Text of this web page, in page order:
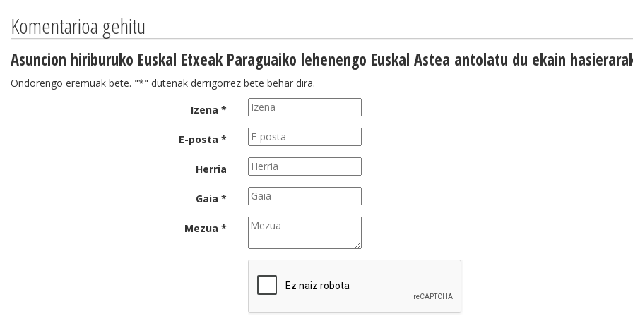
Komentarioa gehitu
Asuncion hiriburuko Euskal Etxeak Paraguaiko lehenengo Euskal Astea antolatu du ekain
Ondorengo eremuak bete. "*" dutenak derrigorrez bete behar dira.
Izena *
E-posta *
Herria
Gaia *
Mezua *